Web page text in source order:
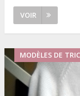
VOIR
MODÈLES DE